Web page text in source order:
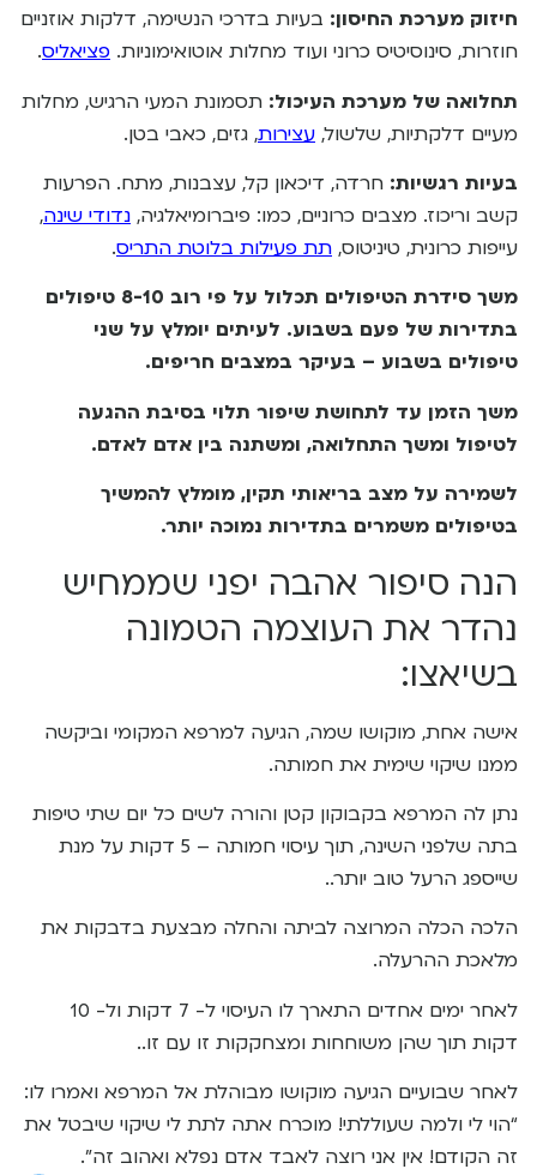
חיזוק מערכת החיסון: בעיות בדרכי הנשימה, דלקות אוזניים
חוזרות, סינוסיטיס כרוני ועוד מחלות אוטואימוניות. פציאליס.
תחלואה של מערכת העיכול: תסמונת המעי הרגיש, מחלות
מעיים דלקתיות, שלשול, עצירות, גזים, כאבי בטן.
בעיות רגשיות: חרדה, דיכאון קל, עצבנות, מתח. הפרעות
קשב וריכוז. מצבים כרוניים, כמו: פיברומיאלגיה, נדודי שינה,
עייפות כרונית, טיניטוס, תת פעילות בלוטת התריס.
משך סידרת הטיפולים תכלול על פי רוב 8-10 טיפולים
בתדירות של פעם בשבוע. לעיתים יומלץ על שני
טיפולים בשבוע – בעיקר במצבים חריפים.
משך הזמן עד לתחושת שיפור תלוי בסיבת ההגעה
לטיפול ומשך התחלואה, ומשתנה בין אדם לאדם.
לשמירה על מצב בריאותי תקין, מומלץ להמשיך
בטיפולים משמרים בתדירות נמוכה יותר.
הנה סיפור אהבה יפני שממחיש
נהדר את העוצמה הטמונה
בשיאצו:​
אישה אחת, מוקושו שמה, הגיעה למרפא המקומי וביקשה
ממנו שיקוי שימית את חמותה.
נתן לה המרפא בקבוקון קטן והורה לשים כל יום שתי טיפות
בתה שלפני השינה, תוך עיסוי חמותה – 5 דקות על מנת
שייספג הרעל טוב יותר..
הלכה הכלה המרוצה לביתה והחלה מבצעת בדבקות את
מלאכת ההרעלה.
לאחר ימים אחדים התארך לו העיסוי ל- 7 דקות ול- 10
דקות תוך שהן משוחחות ומצחקקות זו עם זו..
לאחר שבועיים הגיעה מוקושו מבוהלת אל המרפא ואמרו לו:
“הוי לי ולמה שעוללתי! מוכרח אתה לתת לי שיקוי שיבטל את
זה הקודם! אין אני רוצה לאבד אדם נפלא ואהוב זה”.